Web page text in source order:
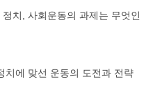
치, 사회운동의 과제는 무엇인
치에 맞선 운동의 도전과 전략